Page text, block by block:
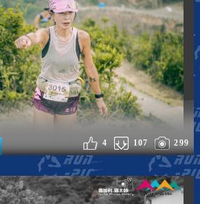
299
107
4